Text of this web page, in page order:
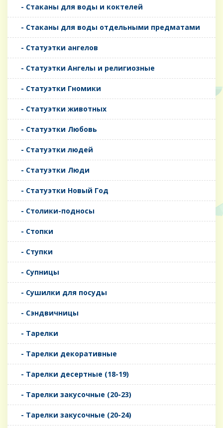
- Стаканы для воды и коктелей
- Стаканы для воды отдельными предматами
- Статуэтки ангелов
- Статуэтки Ангелы и религиозные
- Статуэтки Гномики
- Статуэтки животных
- Статуэтки Любовь
- Статуэтки людей
- Статуэтки Люди
- Статуэтки Новый Год
- Столики-подносы
- Стопки
- Ступки
- Супницы
- Сушилки для посуды
- Сэндвичницы
- Тарелки
- Тарелки декоративные
- Тарелки десертные (18-19)
- Тарелки закусочные (20-23)
- Тарелки закусочные (20-24)